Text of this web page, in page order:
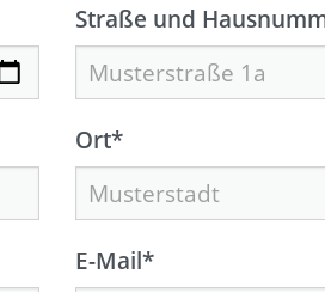
Straße und
Ort*
E-Mail*